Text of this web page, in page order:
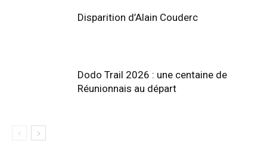
Disparition d’Alain Couderc
Dodo Trail 2026 : une centaine de
Réunionnais au départ